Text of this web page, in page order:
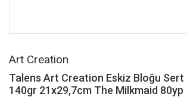
Art Creation
Talens Art Creation Eskiz Bloğu Sert
140gr 21x29,7cm The Milkmaid 80yp